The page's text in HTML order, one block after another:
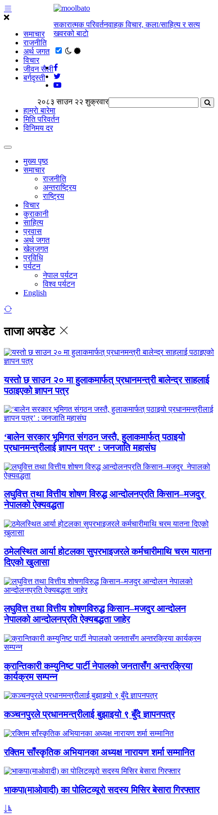
समाचार
राजनीति
अर्थ जगत
विचार
जीवन सैली
बर्गदृस्ती
सकारात्मक परिवर्तनवाहक विचार, कला/साहित्य र सत्य
खवरको बाटाे
२०८३ साउन २२ शुक्रवार
हाम्राे बारेमा
मिति परिवर्तन
विनिमय दर
मुख्य पृष्ठ
समाचार
राजनीति
अन्तराष्ट्रिय
राष्ट्रिय
विचार
कुराकानी
साहित्य
प्रवास
अर्थ जगत
खेलजगत
प्रविधि
पर्यटन
नेपाल पर्यटन
विश्व पर्यटन
English
ताजा अपडेट
यस्तो छ साउन २० मा हुलाकमार्फत् प्रधानमन्त्री बालेन्द्र साहलाई
पठाइएको ज्ञापन पत्र
‘बालेन सरकार भूमिगत संगठन जस्तै, हुलाकमार्फत् पठाइयो
प्रधानमन्त्रीलाई ज्ञापन पत्र’ : जनजाति महासंघ
लघुवित्त तथा वित्तीय शोषण विरुद्ध आन्दोलनप्रति किसान–मजदुर
नेपालको ऐक्यवद्धता
ठमेलस्थित आर्या होटलका सुपरभाइजरले कर्मचारीमाथि चरम यातना
दिएको खुलासा
लघुवित्त तथा वित्तीय शोषणविरुद्ध किसान–मजदुर आन्दोलन
नेपालको आन्दोलनप्रति ऐक्यबद्धता जाहेर
क्रान्तिकारी कम्युनिष्ट पार्टी नेपालको जनतासँग अन्तरक्रिया
कार्यक्रम सम्पन्न
कञ्चनपुरले प्रधानमन्त्रीलाई बुझाइयो ९ बुँदे ज्ञापनपत्र
रक्तिम साँस्कृतिक अभियानका अध्यक्ष नारायण शर्मा सम्मानित
भाकपा(माओवादी) का पोलिटव्यूरो सदस्य मिसिर बेसारा गिरफ्तार